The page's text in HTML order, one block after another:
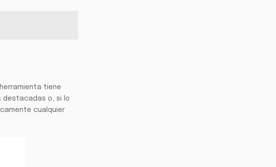
tiene
destacadas o, si lo
cualquier